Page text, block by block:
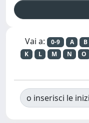
Vai a: 0-9 A B
K
L M N O
o inserisci le